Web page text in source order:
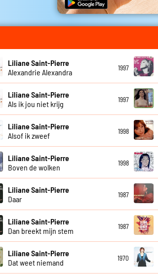
Liliane Saint-Pierre
Alexandrie Alexandra
1997
Liliane Saint-Pierre
Als ik jou niet krijg
1997
Liliane Saint-Pierre
Alsof ik zweef
1998
Liliane Saint-Pierre
Boven de wolken
1998
Liliane Saint-Pierre
Daar
1987
Liliane Saint-Pierre
Dan breekt mijn stem
1987
Liliane Saint-Pierre
Dat weet niemand
1970